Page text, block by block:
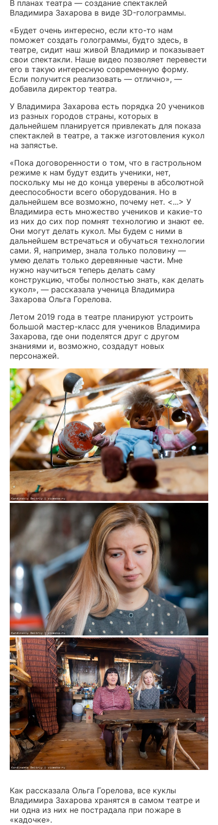
В планах театра — создание спектаклей
Владимира Захарова в виде 3D-голограммы.
«Будет очень интересно, если кто-то нам
поможет создать голограммы, будто здесь, в
театре, сидит наш живой Владимир и показывает
свои спектакли. Наше видео позволяет перевести
его в такую интересную современную форму.
Если получится реализовать — отлично», —
добавила директор театра.
У Владимира Захарова есть порядка 20 учеников
из разных городов страны, которых в
дальнейшем планируется привлекать для показа
спектаклей в театре, а также изготовления кукол
на запястье.
«Пока договоренности о том, что в гастрольном
режиме к нам будут ездить ученики, нет,
поскольку мы не до конца уверены в абсолютной
дееспособности всего оборудования. Но в
дальнейшем все возможно, почему нет. <...> У
Владимира есть множество учеников и какие-то
из них до сих пор помнят технологию и знают ее.
Они могут делать кукол. Мы будем с ними в
дальнейшем встречаться и обучаться технологии
сами. Я, например, знала только половину —
умею делать только деревянные части. Мне
нужно научиться теперь делать саму
конструкцию, чтобы полностью знать, как делать
кукол», — рассказала ученица Владимира
Захарова Ольга Горелова.
Летом 2019 года в театре планируют устроить
большой мастер-класс для учеников Владимира
Захарова, где они поделятся друг с другом
знаниями и, возможно, создадут новых
персонажей.
Как рассказала Ольга Горелова, все куклы
Владимира Захарова хранятся в самом театре и
ни одна из них не пострадала при пожаре в
«кадочке».